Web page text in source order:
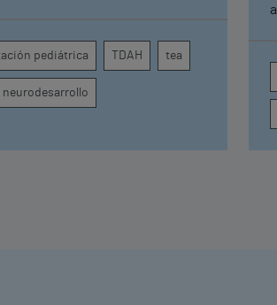
emocional y la
pediátrica TDAH tea